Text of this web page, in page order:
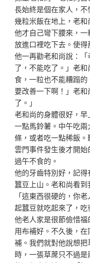
長始終是個在家人，
幾粒米飯在地上，老和
他才自己彎下腰來，一
放進口裡吃下去。使得
他一再勸老和尚說：
了，不能吃了。 」老
食，一粒也不能糟蹋的
要改善一下啊！」老和
了。」
老和尚的身體很好，
一點馬鈴薯。中午吃
條，或者吃一點稀飯
雲門事件發生後才開
過午不食的 。
他的牙齒特別好，記
蠶豆上山。老和尚看到
「這東西很硬的，你
起蠶豆就吃起來了，吃
他老人家是很節儉惜
用布補好。不久後，
補。我們就對他說想
時，一張草蓆只不過